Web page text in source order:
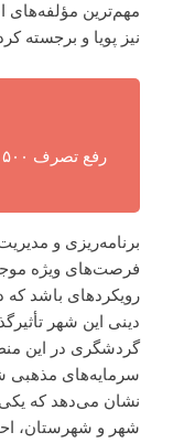
مهم‌ترین
نیز پویا و برجسته
برنامه‌ریزی و
فرصت‌های ویژه
رویکردهای باشد
دینی این شهر
گردشگری در این
سرمایه‌های مذهبی
نشان می‌دهد که یکی
شهر و شهرستان،